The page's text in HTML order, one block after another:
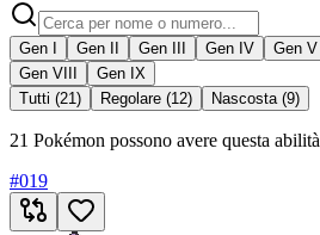
Gen I Gen II Gen III Gen IV Gen V
Gen VIII
Gen IX
Tutti (21)
Regolare (12) Nascosta (9)
21 Pokémon possono avere questa abilità
#019